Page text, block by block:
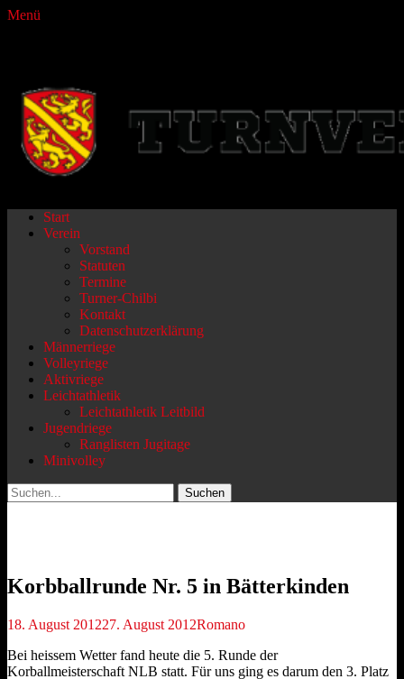
Menü
Primäres
Menü
Zum
Inhalt
Start
Verein
Vorstand
Statuten
Termine
Turner-Chilbi
Kontakt
Datenschutzerklärung
Männerriege
Volleyriege
Aktivriege
Leichtathletik
Leichtathletik Leitbild
Jugendriege
Ranglisten Jugitage
Minivolley
Suchen
Suchen
nach:
Korbballrunde Nr. 5 in Bätterkinden
Veröffentlicht
18. August 201227. August 2012Autor
Romano
Bei heissem Wetter fand heute die 5. Runde der
Korballmeisterschaft NLB statt. Für uns ging es darum den 3. Platz